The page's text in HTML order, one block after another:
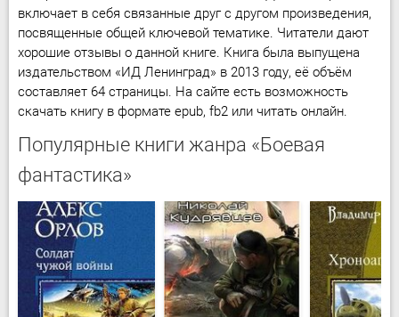
включает в себя связанные друг с другом произведения,
посвященные общей ключевой тематике. Читатели дают
хорошие отзывы о данной книге. Книга была выпущена
издательством «ИД Ленинград» в 2013 году, её объём
составляет 64 страницы. На сайте есть возможность
скачать книгу в формате epub, fb2 или читать онлайн.
Популярные книги жанра «Боевая
фантастика»